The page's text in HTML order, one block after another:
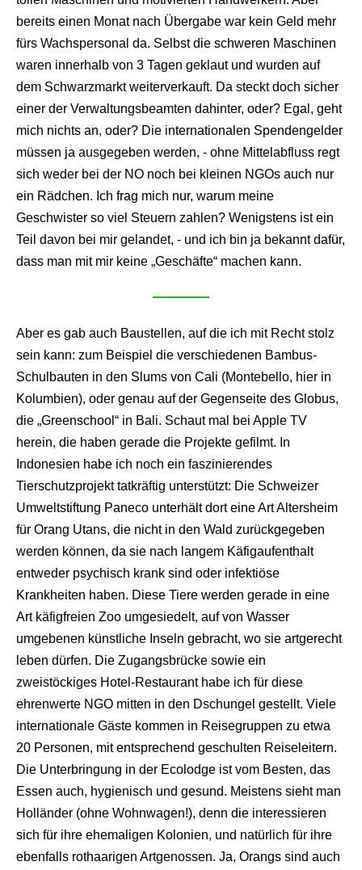
bereits einen Monat nach Übergabe war kein Geld mehr
fürs Wachspersonal da. Selbst die schweren Maschinen
waren innerhalb von 3 Tagen geklaut und wurden auf
dem Schwarzmarkt weiterverkauft. Da steckt doch sicher
einer der Verwaltungsbeamten dahinter, oder? Egal, geht
mich nichts an, oder? Die internationalen Spendengelder
müssen ja ausgegeben werden, - ohne Mittelabfluss regt
sich weder bei der NO noch bei kleinen NGOs auch nur
ein Rädchen. Ich frag mich nur, warum meine
Geschwister so viel Steuern zahlen? Wenigstens ist ein
Teil davon bei mir gelandet, - und ich bin ja bekannt dafür,
dass man mit mir keine „Geschäfte“ machen kann.
Aber es gab auch Baustellen, auf die ich mit Recht stolz
sein kann: zum Beispiel die verschiedenen Bambus-
Schulbauten in den Slums von Cali (Montebello, hier in
Kolumbien), oder genau auf der Gegenseite des Globus,
die „Greenschool“ in Bali. Schaut mal bei Apple TV
herein, die haben gerade die Projekte gefilmt. In
Indonesien habe ich noch ein faszinierendes
Tierschutzprojekt tatkräftig unterstützt: Die Schweizer
Umweltstiftung Paneco unterhält dort eine Art Altersheim
für Orang Utans, die nicht in den Wald zurückgegeben
werden können, da sie nach langem Käfigaufenthalt
entweder psychisch krank sind oder infektiöse
Krankheiten haben. Diese Tiere werden gerade in eine
Art käfigfreien Zoo umgesiedelt, auf von Wasser
umgebenen künstliche Inseln gebracht, wo sie artgerecht
leben dürfen. Die Zugangsbrücke sowie ein
zweistöckiges Hotel-Restaurant habe ich für diese
ehrenwerte NGO mitten in den Dschungel gestellt. Viele
internationale Gäste kommen in Reisegruppen zu etwa
20 Personen, mit entsprechend geschulten Reiseleitern.
Die Unterbringung in der Ecolodge ist vom Besten, das
Essen auch, hygienisch und gesund. Meistens sieht man
Holländer (ohne Wohnwagen!), denn die interessieren
sich für ihre ehemaligen Kolonien, und natürlich für ihre
ebenfalls rothaarigen Artgenossen. Ja, Orangs sind auch